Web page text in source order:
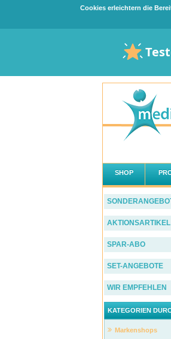
Cookies erleichtern die
SHOP
AKTIONSARTIKEL
SPAR-ABO
SET-ANGEBOTE
WIR EMPFEHLEN
KATEGORIEN
Markenshops